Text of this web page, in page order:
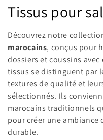
C
o
l
l
e
c
t
Tissus pour
Découvrez notre
marocains, conçus pour
dossiers et coussins avec
tissus se distinguent par
textures de qualité et
sélectionnés. Ils
marocains traditionnels
pour créer une
durable.